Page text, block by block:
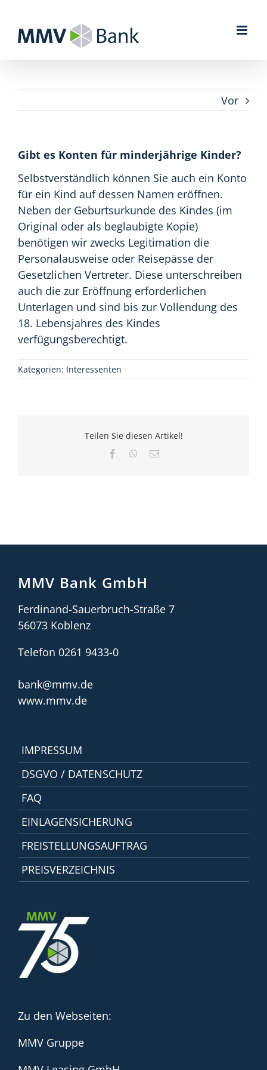
springen
Vor
Gibt es Konten für minderjährige Kinder?
Selbstverständlich können Sie auch ein Konto
für ein Kind auf dessen Namen eröffnen.
Neben der Geburtsurkunde des Kindes (im
Original oder als beglaubigte Kopie)
benötigen wir zwecks Legitimation die
Personalausweise oder Reisepässe der
Gesetzlichen Vertreter. Diese unterschreiben
auch die zur Eröffnung erforderlichen
Unterlagen und sind bis zur Vollendung des
18. Lebensjahres des Kindes
verfügungsberechtigt.
Kategorien: Interessenten
Teilen Sie diesen Artikel!
FacebookWhatsApp
E-
MMV Bank GmbH
Ferdinand-Sauerbruch-Straße 7
56073 Koblenz
Telefon 0261 9433-0
bank@mmv.de
www.mmv.de
IMPRESSUM
DSGVO / DATENSCHUTZ
FAQ
EINLAGENSICHERUNG
FREISTELLUNGSAUFTRAG
PREISVERZEICHNIS
Zu den Webseiten:
MMV Gruppe